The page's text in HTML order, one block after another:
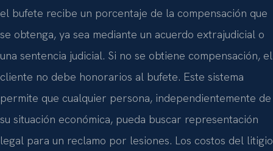
el bufete recibe un porcentaje de la compensación que
se obtenga, ya sea mediante un acuerdo extrajudicial o
una sentencia judicial. Si no se obtiene compensación, el
cliente no debe honorarios al bufete. Este sistema
permite que cualquier persona, independientemente de
su situación económica, pueda buscar representación
legal para un reclamo por lesiones. Los costos del litigio